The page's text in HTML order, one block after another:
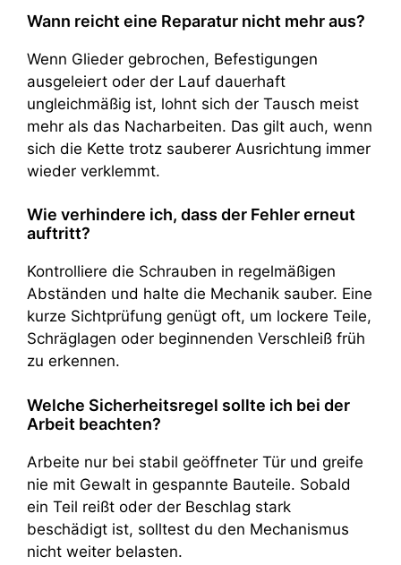
Wann reicht eine Reparatur nicht mehr aus?
Wenn Glieder gebrochen, Befestigungen
ausgeleiert oder der Lauf dauerhaft
ungleichmäßig ist, lohnt sich der Tausch meist
mehr als das Nacharbeiten. Das gilt auch, wenn
sich die Kette trotz sauberer Ausrichtung immer
wieder verklemmt.
Wie verhindere ich, dass der Fehler erneut
auftritt?
Kontrolliere die Schrauben in regelmäßigen
Abständen und halte die Mechanik sauber. Eine
kurze Sichtprüfung genügt oft, um lockere Teile,
Schräglagen oder beginnenden Verschleiß früh
zu erkennen.
Welche Sicherheitsregel sollte ich bei der
Arbeit beachten?
Arbeite nur bei stabil geöffneter Tür und greife
nie mit Gewalt in gespannte Bauteile. Sobald
ein Teil reißt oder der Beschlag stark
beschädigt ist, solltest du den Mechanismus
nicht weiter belasten.